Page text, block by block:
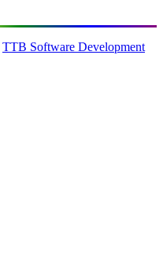
TTB Software Development